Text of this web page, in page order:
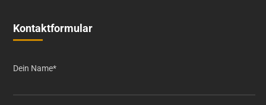
Kontaktformular
Dein Name*